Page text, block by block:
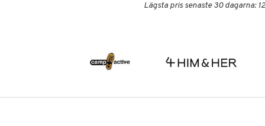
Lägsta pris senaste 30 dagarna: